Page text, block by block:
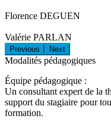
Florence DEGUEN
Valérie PARLAN
Previous Next
Modalités pédagogiques
Équipe pédagogique :
Un consultant expert de la
support du stagiaire pour
formation.